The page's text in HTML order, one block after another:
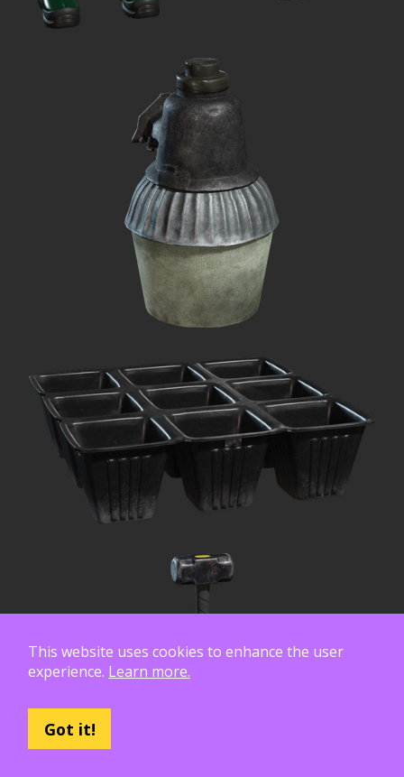
This website uses cookies to enhance the user
experience. Learn more.
Got it!